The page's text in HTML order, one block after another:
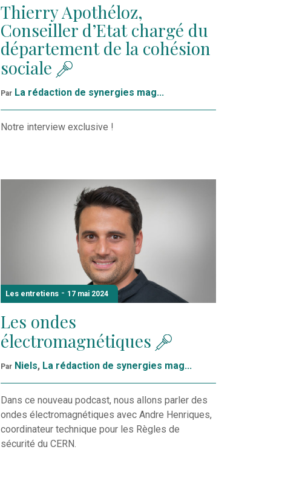
Thierry Apothéloz,
Conseiller d’Etat chargé du
département de la cohésion
sociale
Par La rédaction de synergies mag...
Notre interview exclusive !
Les entretiens - 17 mai 2024
Les ondes
électromagnétiques
Par Niels, La rédaction de synergies mag...
Dans ce nouveau podcast, nous allons parler des
ondes électromagnétiques avec Andre Henriques,
coordinateur technique pour les Règles de
sécurité du CERN.